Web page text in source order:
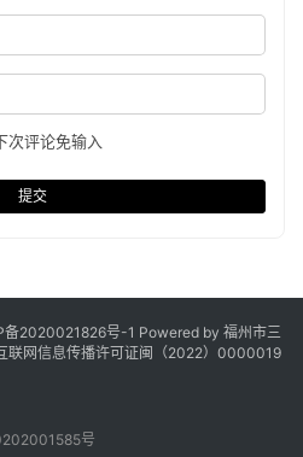
次评论免输入
提交
备2020021826号-1 Powered by 福州市三
联网信息传播许可证闽（2022）0000019
号